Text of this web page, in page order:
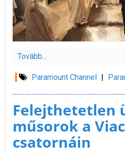
Tovább...
Paramount Channel
Felejthetetlen
műsorok a
csatornáin